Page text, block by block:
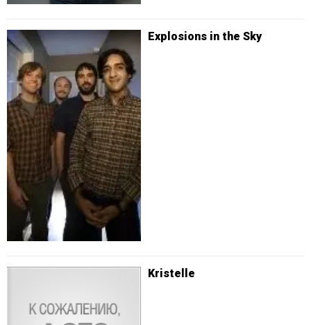
Explosions in the Sky
Kristelle